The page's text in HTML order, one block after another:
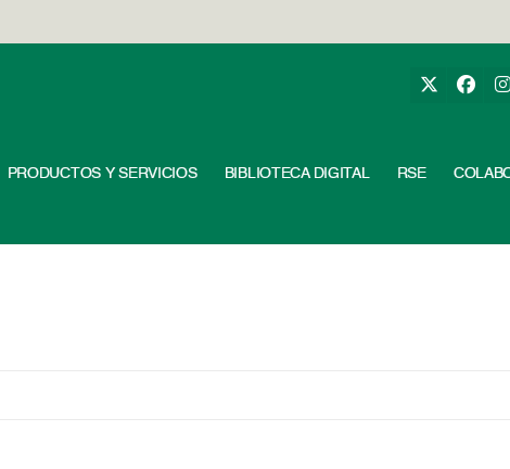
PRODUCTOS Y SERVICIOS BIBLIOTECA DIGITAL RSE